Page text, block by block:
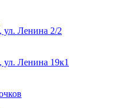
ул. Ленина 2/2
ул. Ленина 19к1